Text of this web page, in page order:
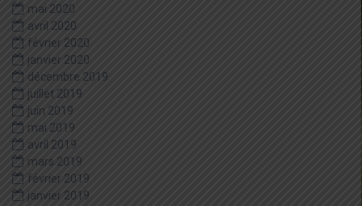
mai 2020
avril 2020
février 2020
janvier 2020
décembre 2019
juillet 2019
juin 2019
mai 2019
avril 2019
mars 2019
février 2019
janvier 2019